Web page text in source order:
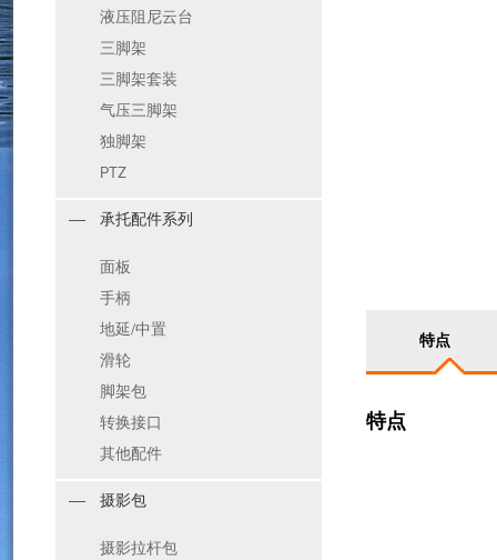
液压阻尼云台
三脚架
三脚架套装
气压三脚架
独脚架
PTZ
承托配件系列
面板
手柄
地延/中置
滑轮
脚架包
转换接口
其他配件
摄影包
摄影拉杆包
特点
特点